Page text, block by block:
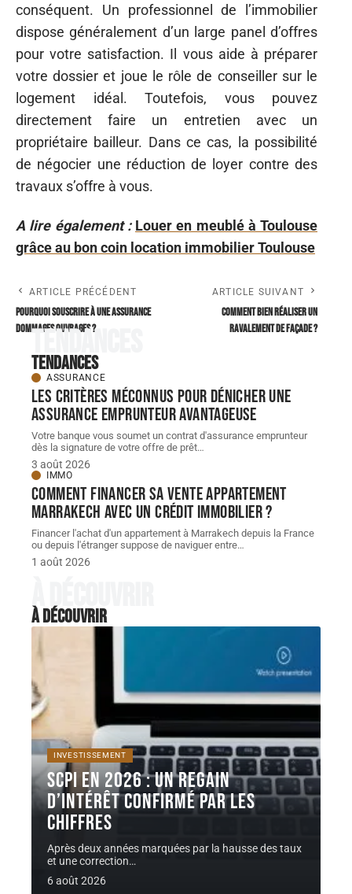
conséquent. Un professionnel de l’immobilier
dispose généralement d’un large panel d’offres
pour votre satisfaction. Il vous aide à préparer
votre dossier et joue le rôle de conseiller sur le
logement idéal. Toutefois, vous pouvez
directement faire un entretien avec un
propriétaire bailleur. Dans ce cas, la possibilité
de négocier une réduction de loyer contre des
travaux s’offre à vous.
A lire également : Louer en meublé à Toulouse
grâce au bon coin location immobilier Toulouse
ARTICLE PRÉCÉDENT
Pourquoi souscrire à une assurance
dommages ouvrages ?
ARTICLE SUIVANT
Comment bien réaliser un
ravalement de façade ?
Tendances
Tendances
ASSURANCE
Les critères méconnus pour dénicher une
assurance emprunteur avantageuse
Votre banque vous soumet un contrat d'assurance emprunteur
dès la signature de votre offre de prêt…
3 août 2026
IMMO
Comment financer sa vente appartement
Marrakech avec un crédit immobilier ?
Financer l'achat d'un appartement à Marrakech depuis la France
ou depuis l'étranger suppose de naviguer entre…
1 août 2026
À découvrir
À découvrir
INVESTISSEMENT
SCPI en 2026 : un regain
d’intérêt confirmé par les
chiffres
Après deux années marquées par la hausse des taux
et une correction…
6 août 2026